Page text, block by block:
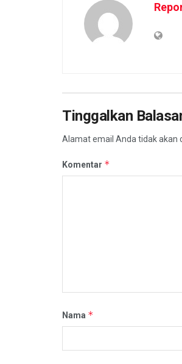
Tinggalkan
Alamat email Anda tidak akan
Komentar *
Nama *